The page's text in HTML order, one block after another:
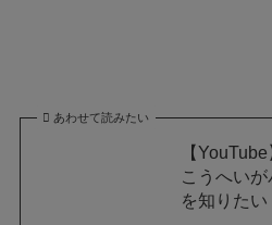
あわせて読みたい
【
こうへい
を知りたい